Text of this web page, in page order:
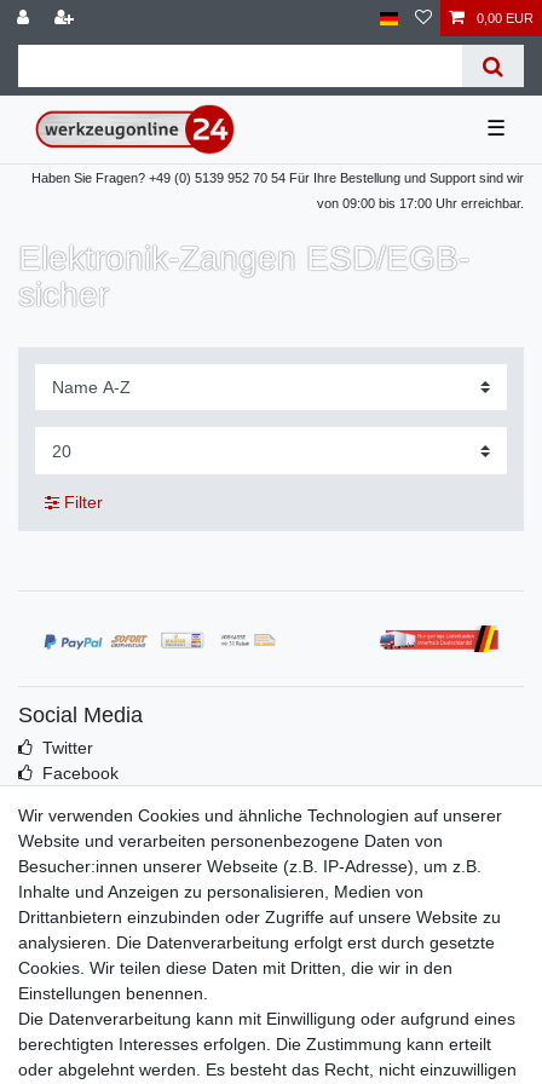
0,00 EUR
☰
Haben Sie Fragen? +49 (0) 5139 952 70 54 Für Ihre Bestellung und Support sind wir
von 09:00 bis 17:00 Uhr erreichbar.
Elektronik-Zangen ESD/EGB-
sicher
Filter
Social Media
Twitter
Facebook
Mehr über uns
Kontakt
Impressum
Zusatzinfos
AGB
Altölentsorgung
Batterieentsorgung
Datenschutz
Lieferbedingungen
Wir verwenden Cookies und ähnliche Technologien auf unserer
Website und verarbeiten personenbezogene Daten von
Besucher:innen unserer Webseite (z.B. IP-Adresse), um z.B.
Inhalte und Anzeigen zu personalisieren, Medien von
Drittanbietern einzubinden oder Zugriffe auf unsere Website zu
analysieren. Die Datenverarbeitung erfolgt erst durch gesetzte
Cookies. Wir teilen diese Daten mit Dritten, die wir in den
Einstellungen benennen.
Die Datenverarbeitung kann mit Einwilligung oder aufgrund eines
berechtigten Interesses erfolgen. Die Zustimmung kann erteilt
oder abgelehnt werden. Es besteht das Recht, nicht einzuwilligen